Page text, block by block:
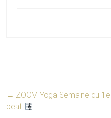
← ZOOM Yoga Semaine du
beat